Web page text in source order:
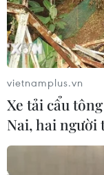
vietnamplus.vn
Xe tải cẩu
Nai, hai người